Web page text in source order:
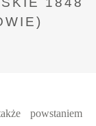
powstaniem